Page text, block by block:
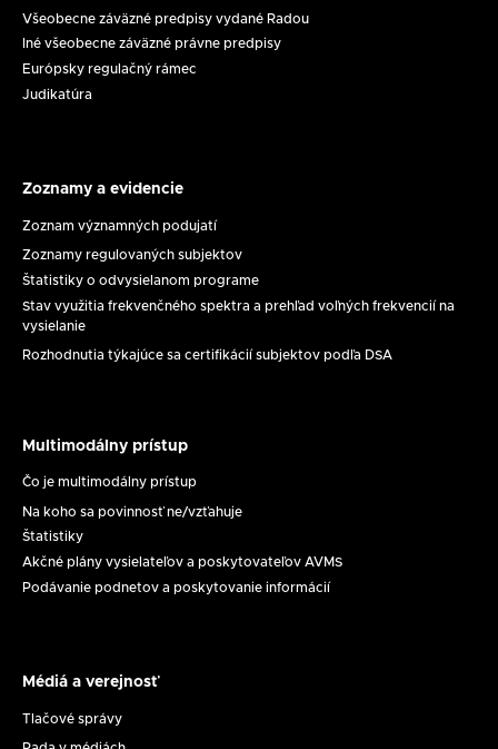
Všeobecne záväzné predpisy vydané Radou
Iné všeobecne záväzné právne predpisy
Európsky regulačný rámec
Judikatúra
a
evidencie
Zoznamy a evidencie
Zoznam významných podujatí
Zoznamy regulovaných subjektov
Štatistiky o odvysielanom programe
Stav využitia frekvenčného spektra a prehľad voľných frekvencií na
vysielanie
Rozhodnutia týkajúce sa certifikácií subjektov podľa DSA
prístup
Multimodálny prístup
Čo je multimodálny prístup
Na koho sa povinnosť ne/vzťahuje
Štatistiky
Akčné plány vysielateľov a poskytovateľov AVMS
Podávanie podnetov a poskytovanie informácií
a
Médiá a verejnosť
Tlačové správy
na
ochranu
maloletých
2026
Zasadnutie
RpMS
č.